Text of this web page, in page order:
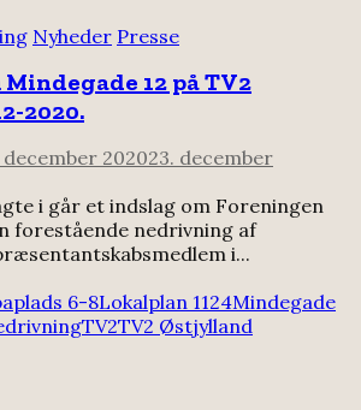
Nyheder Presse
12 på TV2
2020.
december 202023. december
i går et indslag om Foreningen
forestående nedrivning af
i...
6-8Lokalplan 1124Mindegade
TV2TV2 Østjylland